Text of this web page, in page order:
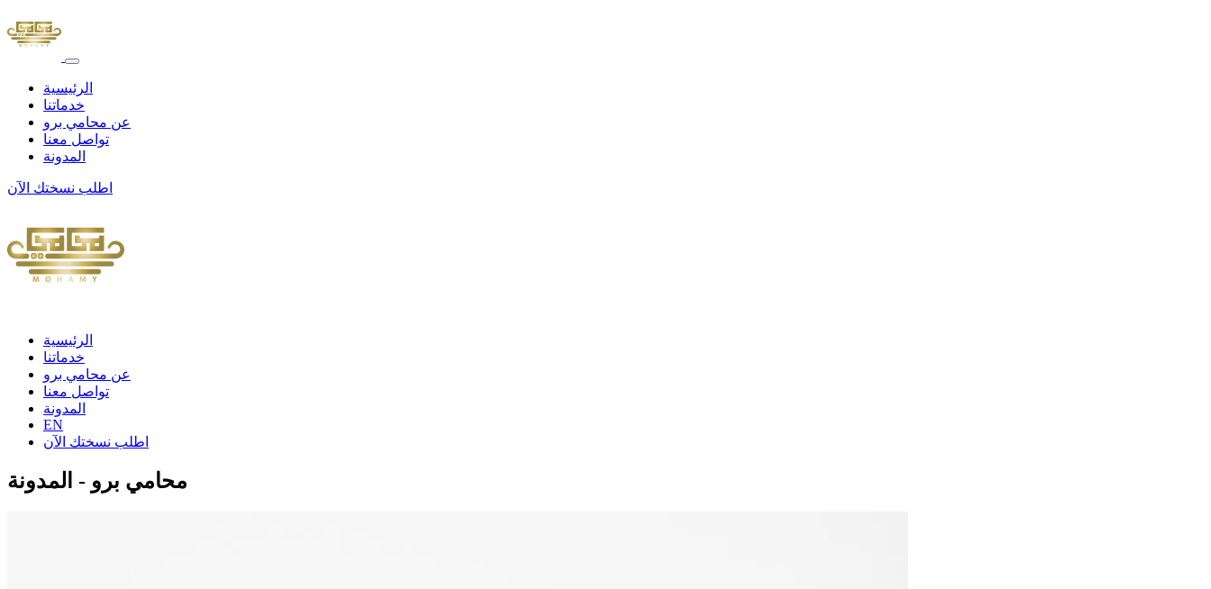
الرئيسية
خدماتنا
عن محامي برو
تواصل معنا
المدونة
اطلب نسختك الآن
الرئيسية
خدماتنا
عن محامي برو
تواصل معنا
المدونة
EN
اطلب نسختك الآن
محامي برو - المدونة